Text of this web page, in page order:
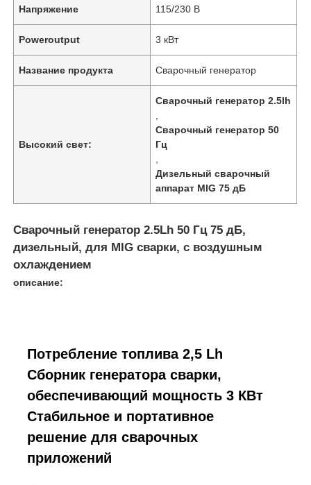
Напряжение 115/230 В
Poweroutput 3 кВт
Название продукта Сварочный генератор
Высокий свет:
Сварочный генератор 2.5lh
Сварочный генератор 50
Гц
Дизельный сварочный
аппарат MIG 75 дБ
Сварочный генератор 2.5Lh 50 Гц 75 дБ,
дизельный, для MIG сварки, с воздушным
охлаждением
описание:
Потребление топлива 2,5 Lh
Сборник генератора сварки,
обеспечивающий мощность 3 КВт
Стабильное и портативное
решение для сварочных
приложений